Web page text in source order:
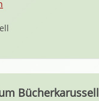
Bücherkarussell